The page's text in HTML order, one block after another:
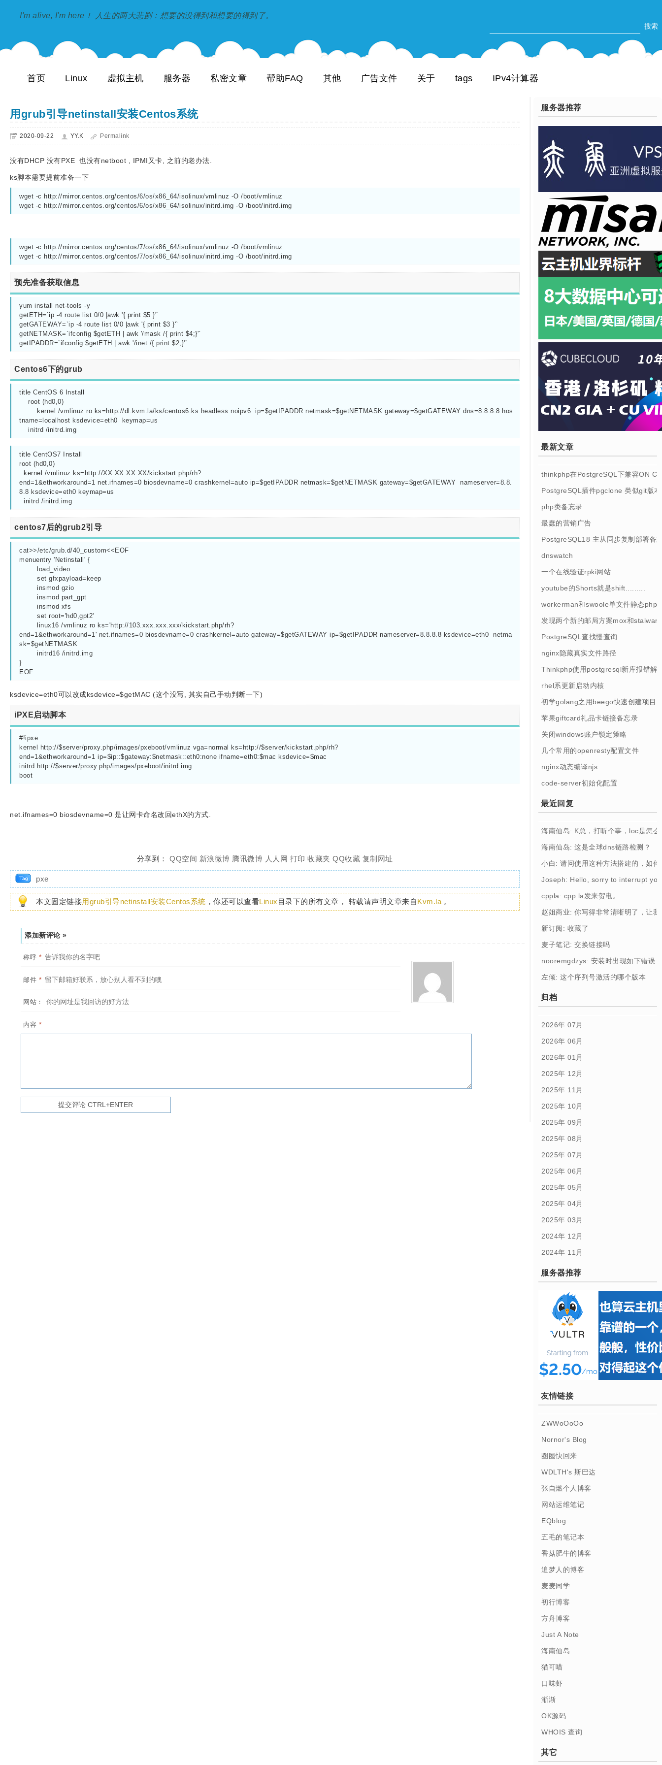
I'm alive, I'm here！ 人生的两大悲剧：想要的没得到和想要的得到了。
首页 Linux 虚拟主机 服务器 私密文章 帮助FAQ 其他 广告文件 关于 tags IPv4计算器
用grub引导netinstall安装Centos系统
2020-09-22 YY.K Permalink
没有DHCP 没有PXE 也没有netboot , IPMI又卡, 之前的老办法.
ks脚本需要提前准备一下
wget -c http://mirror.centos.org/centos/6/os/x86_64/isolinux/vmlinuz -O /boot/vmlinuz
wget -c http://mirror.centos.org/centos/6/os/x86_64/isolinux/initrd.img -O /boot/initrd.img
wget -c http://mirror.centos.org/centos/7/os/x86_64/isolinux/vmlinuz -O /boot/vmlinuz
wget -c http://mirror.centos.org/centos/7/os/x86_64/isolinux/initrd.img -O /boot/initrd.img
预先准备获取信息
yum install net-tools -y
getETH=`ip -4 route list 0/0 |awk '{ print $5 }'`
getGATEWAY=`ip -4 route list 0/0 |awk '{ print $3 }'`
getNETMASK=`ifconfig $getETH | awk '/mask /{ print $4;}'`
getIPADDR=`ifconfig $getETH | awk '/inet /{ print $2;}'`
Centos6下的grub
title CentOS 6 Install
root (hd0,0)
kernel /vmlinuz ro ks=http://dl.kvm.la/ks/centos6.ks headless noipv6  ip=$getIPADDR netmask=$getNETMASK gateway=$getGATEWAY dns=8.8.8.8 hos
tname=localhost ksdevice=eth0  keymap=us
initrd /initrd.img
title CentOS7 Install
root (hd0,0)
kernel /vmlinuz ks=http://XX.XX.XX.XX/kickstart.php/rh?
end=1&ethworkaround=1 net.ifnames=0 biosdevname=0 crashkernel=auto ip=$getIPADDR netmask=$getNETMASK gateway=$getGATEWAY  nameserver=8.8.
8.8 ksdevice=eth0 keymap=us
initrd /initrd.img
centos7后的grub2引导
cat>>/etc/grub.d/40_custom<<EOF
menuentry 'Netinstall' {
load_video
set gfxpayload=keep
insmod gzio
insmod part_gpt
insmod xfs
set root='hd0,gpt2'
linux16 /vmlinuz ro ks='http://103.xxx.xxx.xxx/kickstart.php/rh?
end=1&ethworkaround=1' net.ifnames=0 biosdevname=0 crashkernel=auto gateway=$getGATEWAY ip=$getIPADDR nameserver=8.8.8.8 ksdevice=eth0  netma
sk=$getNETMASK
initrd16 /initrd.img
}
EOF
ksdevice=eth0可以改成ksdevice=$getMAC (这个没写, 其实自己手动判断一下)
iPXE启动脚本
#!ipxe
kernel http://$server/proxy.php/images/pxeboot/vmlinuz vga=normal ks=http://$server/kickstart.php/rh?
end=1&ethworkaround=1 ip=$ip::$gateway:$netmask::eth0:none ifname=eth0:$mac ksdevice=$mac
initrd http://$server/proxy.php/images/pxeboot/initrd.img
boot
net.ifnames=0 biosdevname=0 是让网卡命名改回ethX的方式.
分享到： QQ空间 新浪微博 腾讯微博 人人网 打印 收藏夹 QQ收藏 复制网址
pxe
本文固定链接用grub引导netinstall安装Centos系统 ，你还可以查看Linux 目录下的所有文章， 转载请声明文章来自Kvm.la 。
添加新评论 »
称呼 *
邮件 *
网站：
内容 *
服务器推荐
最新文章
thinkphp在PostgreSQL下兼容ON
PostgreSQL插件pgclone 类似git版
php类备忘录
最蠢的营销广告
PostgreSQL18 主从同步复制部署备
dnswatch
一个在线验证rpki网站
youtube的Shorts就是shift.........
workerman和swoole单文件静态php
发现两个新的邮局方案mox和stalwart
PostgreSQL查找慢查询
nginx隐藏真实文件路径
Thinkphp使用postgresql新库报错解
rhel系更新启动内核
初学golang之用beego快速创建项目
苹果giftcard礼品卡链接备忘录
关闭windows账户锁定策略
几个常用的openresty配置文件
nginx动态编译njs
code-server初始化配置
最近回复
海南仙岛: K总，打听个事，loc是怎么
海南仙岛: 这是全球dns链路检测？
小白: 请问使用这种方法搭建的，如
Joseph: Hello, sorry to interrupt
cppla: cpp.la发来贺电。
赵姐商业: 你写得非常清晰明了，让
新订阅: 收藏了
麦子笔记: 交换链接吗
nooremgdzys: 安装时出现如下错误
左倾: 这个序列号激活的哪个版本
归档
2026年 07月
2026年 06月
2026年 01月
2025年 12月
2025年 11月
2025年 10月
2025年 09月
2025年 08月
2025年 07月
2025年 06月
2025年 05月
2025年 04月
2025年 03月
2024年 12月
2024年 11月
服务器推荐
友情链接
ZWWoOoOo
Nornor's Blog
圈圈快回来
WDLTH's 斯巴达
张自燃个人博客
网站运维笔记
EQblog
五毛的笔记本
香菇肥牛的博客
追梦人的博客
麦麦同学
初行博客
方舟博客
Just A Note
海南仙岛
猫可喵
口味虾
渐渐
OK源码
WHOIS 查询
其它